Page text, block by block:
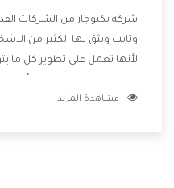
شركة تكنوجاز من الشركات
وثابت ويثق بها الكثير من
لأنها تعمل على تطوير كل ما
وتقدم للعملاء أقوى العروض
مشاهدة المزيد